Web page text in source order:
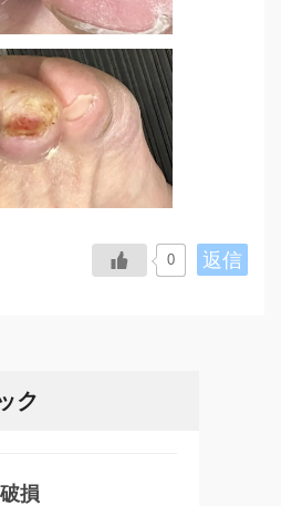
返信
0
ク
破損